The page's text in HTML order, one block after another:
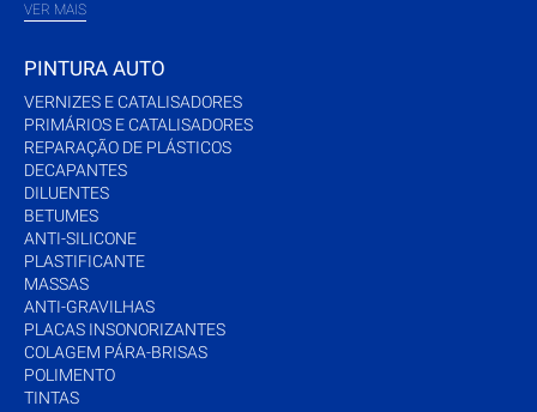
VER MAIS
PINTURA AUTO
VERNIZES E CATALISADORES
PRIMÁRIOS E CATALISADORES
REPARAÇÃO DE PLÁSTICOS
DECAPANTES
DILUENTES
BETUMES
ANTI-SILICONE
PLASTIFICANTE
MASSAS
ANTI-GRAVILHAS
PLACAS INSONORIZANTES
COLAGEM PÁRA-BRISAS
POLIMENTO
TINTAS